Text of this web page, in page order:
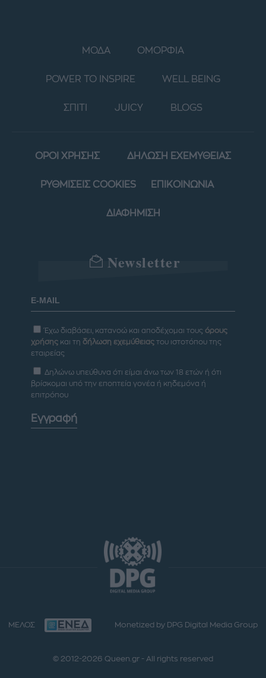
ΜΟΔΑ ΟΜΟΡΦΙΑ
POWER TO INSPIRE WELL BEING
ΣΠΙΤΙ JUICY BLOGS
ΟΡΟΙ ΧΡΗΣΗΣ ΔΗΛΩΣΗ ΕΧΕΜΥΘΕΙΑΣ
ΡΥΘΜΙΣΕΙΣ COOKIES ΕΠΙΚΟΙΝΩΝΙΑ
ΔΙΑΦΗΜΙΣΗ
Newsletter
Έχω διαβάσει, κατανοώ και αποδέχομαι τους όρους
χρήσης και τη δήλωση εχεμύθειας του ιστοτόπου της
εταιρείας
Δηλώνω υπεύθυνα ότι είμαι άνω των 18 ετών ή ότι
βρίσκομαι υπό την εποπτεία γονέα ή κηδεμόνα ή
επιτρόπου
Εγγραφή
ΜΕΛΟΣ Monetized by DPG Digital Media Group
© 2012-2026 Queen.gr - All rights reserved